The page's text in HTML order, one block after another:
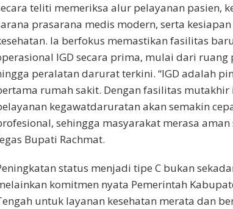
teliti memeriksa alur pelayanan pasien,
prasarana medis modern, serta kesiapan
Ia berfokus memastikan fasilitas
IGD secara prima, mulai dari ruang
peralatan darurat terkini. “IGD adalah
rumah sakit. Dengan fasilitas mutakhir
kegawatdaruratan akan semakin
sehingga masyarakat merasa aman
Bupati Rachmat.
status menjadi tipe C bukan
komitmen nyata Pemerintah
untuk layanan kesehatan merata dan